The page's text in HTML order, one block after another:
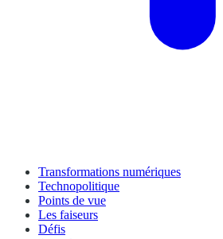
Transformations numériques
Technopolitique
Points de vue
Les faiseurs
Défis